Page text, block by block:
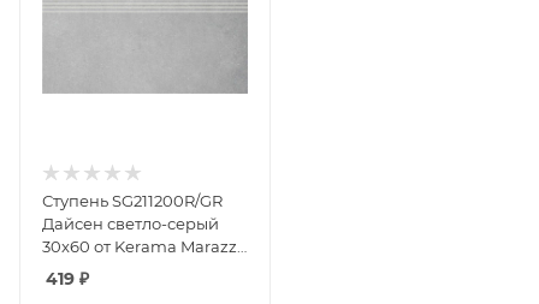
Ступень SG211200R/GR
Дайсен светло-серый
30x60 от Kerama Marazzi
(Россия)
419 ₽